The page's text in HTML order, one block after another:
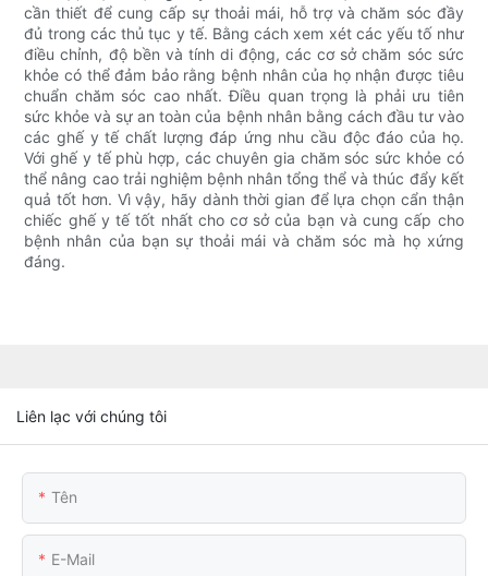
cần thiết để cung cấp sự thoải mái, hỗ trợ và chăm sóc đầy
đủ trong các thủ tục y tế. Bằng cách xem xét các yếu tố như
điều chỉnh, độ bền và tính di động, các cơ sở chăm sóc sức
khỏe có thể đảm bảo rằng bệnh nhân của họ nhận được tiêu
chuẩn chăm sóc cao nhất. Điều quan trọng là phải ưu tiên
sức khỏe và sự an toàn của bệnh nhân bằng cách đầu tư vào
các ghế y tế chất lượng đáp ứng nhu cầu độc đáo của họ.
Với ghế y tế phù hợp, các chuyên gia chăm sóc sức khỏe có
thể nâng cao trải nghiệm bệnh nhân tổng thể và thúc đẩy kết
quả tốt hơn. Vì vậy, hãy dành thời gian để lựa chọn cẩn thận
chiếc ghế y tế tốt nhất cho cơ sở của bạn và cung cấp cho
bệnh nhân của bạn sự thoải mái và chăm sóc mà họ xứng
đáng.
Liên lạc với chúng tôi
Tên
E-Mail